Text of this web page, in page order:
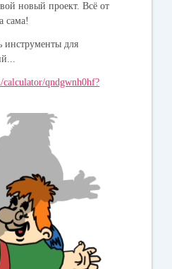
новый проект. Всё от
сама!
инструменты для
calculator/qndgwnh0hf?